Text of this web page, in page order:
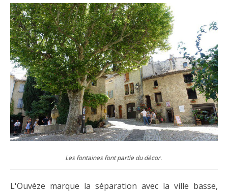
Les fontaines font partie du décor.
L'Ouvèze marque la séparation avec la ville basse,